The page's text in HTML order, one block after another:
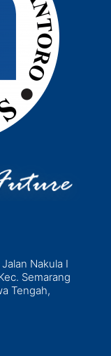
Nakula I
Semarang
Tengah,